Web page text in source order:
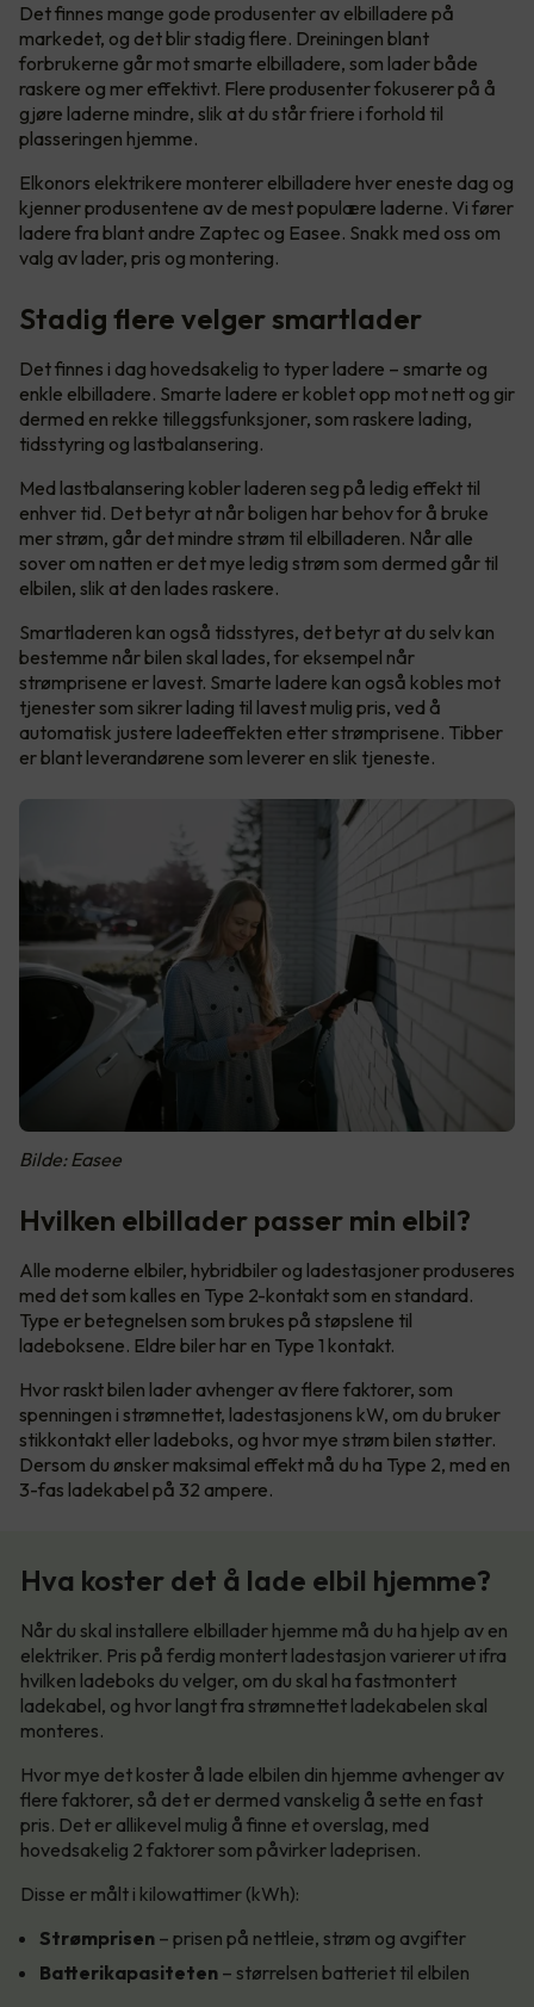
Det finnes mange gode produsenter av elbilladere på
markedet, og det blir stadig flere. Dreiningen blant
forbrukerne går mot smarte elbilladere, som lader både
raskere og mer effektivt. Flere produsenter fokuserer på å
gjøre laderne mindre, slik at du står friere i forhold til
plasseringen hjemme.
Elkonors elektrikere monterer elbilladere hver eneste dag og
kjenner produsentene av de mest populære laderne. Vi fører
ladere fra blant andre Zaptec og Easee. Snakk med oss om
valg av lader, pris og montering.
Stadig flere velger smartlader
Det finnes i dag hovedsakelig to typer ladere – smarte og
enkle elbilladere. Smarte ladere er koblet opp mot nett og gir
dermed en rekke tilleggsfunksjoner, som raskere lading,
tidsstyring og lastbalansering.
Med lastbalansering kobler laderen seg på ledig effekt til
enhver tid. Det betyr at når boligen har behov for å bruke
mer strøm, går det mindre strøm til elbilladeren. Når alle
sover om natten er det mye ledig strøm som dermed går til
elbilen, slik at den lades raskere.
Smartladeren kan også tidsstyres, det betyr at du selv kan
bestemme når bilen skal lades, for eksempel når
strømprisene er lavest. Smarte ladere kan også kobles mot
tjenester som sikrer lading til lavest mulig pris, ved å
automatisk justere ladeeffekten etter strømprisene. Tibber
er blant leverandørene som leverer en slik tjeneste.
Bilde: Easee
Hvilken elbillader passer min elbil?
Alle moderne elbiler, hybridbiler og ladestasjoner produseres
med det som kalles en Type 2-kontakt som en standard.
Type er betegnelsen som brukes på støpslene til
ladeboksene. Eldre biler har en Type 1 kontakt.
Hvor raskt bilen lader avhenger av flere faktorer, som
spenningen i strømnettet, ladestasjonens kW, om du bruker
stikkontakt eller ladeboks, og hvor mye strøm bilen støtter.
Dersom du ønsker maksimal effekt må du ha Type 2, med en
3-fas ladekabel på 32 ampere.
Hva koster det å lade elbil hjemme?
Når du skal installere elbillader hjemme må du ha hjelp av en
elektriker. Pris på ferdig montert ladestasjon varierer ut ifra
hvilken ladeboks du velger, om du skal ha fastmontert
ladekabel, og hvor langt fra strømnettet ladekabelen skal
monteres.
Hvor mye det koster å lade elbilen din hjemme avhenger av
flere faktorer, så det er dermed vanskelig å sette en fast
pris. Det er allikevel mulig å finne et overslag, med
hovedsakelig 2 faktorer som påvirker ladeprisen.
Disse er målt i kilowattimer (kWh):
Strømprisen – prisen på nettleie, strøm og avgifter
Batterikapasiteten – størrelsen batteriet til elbilen